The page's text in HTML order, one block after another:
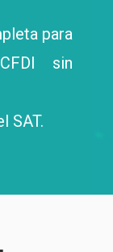
para
sin
SAT.